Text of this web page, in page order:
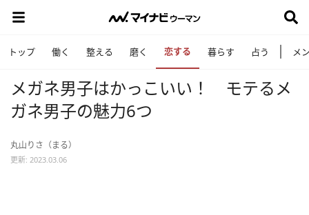
トップ 働く 整える 磨く 恋する 暮らす 占う メ
メガネ男子はかっこいい！ モテるメ
ガネ男子の魅力6つ
丸山りさ（まる）
更新: 2023.03.06